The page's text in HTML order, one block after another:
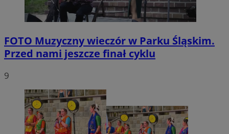
FOTO Muzyczny wieczór w Parku Śląskim.
Przed nami jeszcze finał cyklu
9